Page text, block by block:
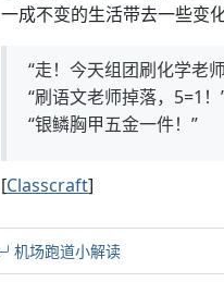
一成不变的生活带去一些变化
“走！今天组团刷化学老
“刷语文老师掉落，5=1！
“银鳞胸甲五金一件！”
[Classcraft]
机场跑道小解读